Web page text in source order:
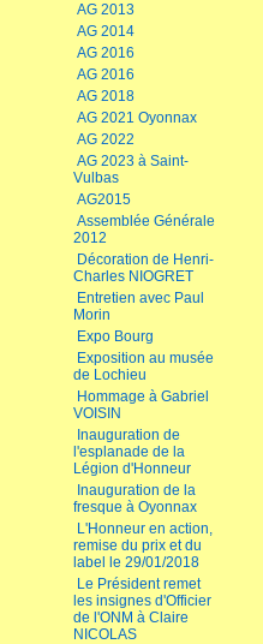
AG 2013
AG 2014
AG 2016
AG 2016
AG 2018
AG 2021 Oyonnax
AG 2022
AG 2023 à Saint-
Vulbas
AG2015
Assemblée Générale
2012
Décoration de Henri-
Charles NIOGRET
Entretien avec Paul
Morin
Expo Bourg
Exposition au musée
de Lochieu
Hommage à Gabriel
VOISIN
Inauguration de
l'esplanade de la
Légion d'Honneur
Inauguration de la
fresque à Oyonnax
L'Honneur en action,
remise du prix et du
label le 29/01/2018
Le Président remet
les insignes d'Officier
de l'ONM à Claire
NICOLAS